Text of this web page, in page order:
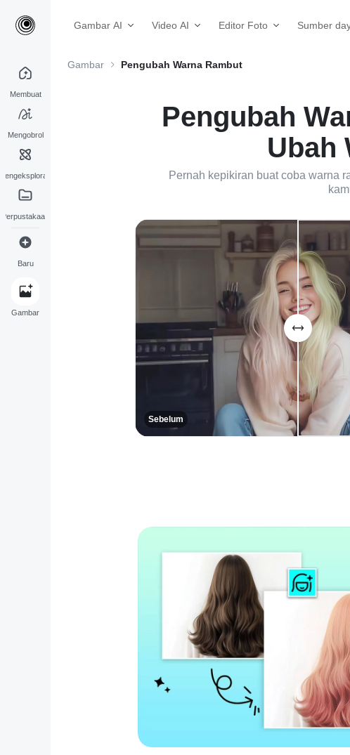
Gambar AI Video AI Editor Foto Sumber
Membuat
Mengobrol
Perpustakaan
Baru
Gambar
Gambar Pengubah Warna Rambut
Pengubah
Ubah
Pernah kepikiran buat coba warna
Sebelum